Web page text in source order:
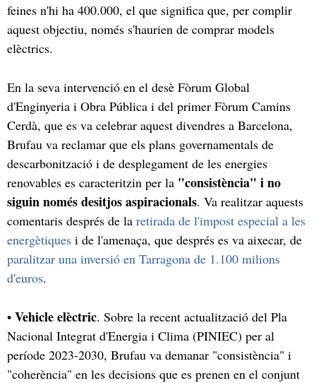
feines n'hi ha 400.000, el que significa que, per complir
aquest objectiu, només s'haurien de comprar models
elèctrics.
En la seva intervenció en el desè Fòrum Global
d'Enginyeria i Obra Pública i del primer Fòrum Camins
Cerdà, que es va celebrar aquest divendres a Barcelona,
Brufau va reclamar que els plans governamentals de
descarbonització i de desplegament de les energies
renovables es caracteritzin per la "consistència" i no
siguin només desitjos aspiracionals. Va realitzar aquests
comentaris després de la retirada de l'impost especial a les
energètiques i de l'amenaça, que després es va aixecar, de
paralitzar una inversió en Tarragona de 1.100 milions
d'euros.
• Vehicle elèctric. Sobre la recent actualització del Pla
Nacional Integrat d'Energia i Clima (PINIEC) per al
període 2023-2030, Brufau va demanar "consistència" i
"coherència" en les decisions que es prenen en el conjunt